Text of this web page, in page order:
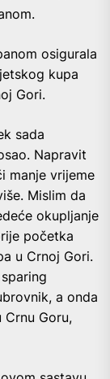
osigurala
kupa
Gori.
sada
Napravit
manje vrijeme
Mislim da
okupljanje
početka
u Crnoj Gori.
a onda
Goru,